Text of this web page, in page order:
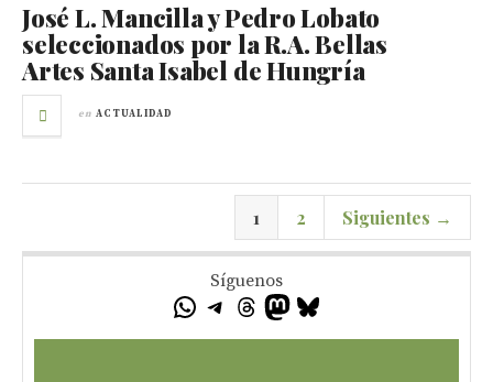
José L. Mancilla y Pedro Lobato
seleccionados por la R.A. Bellas
Artes Santa Isabel de Hungría
en ACTUALIDAD
1 2 Siguientes →
Síguenos